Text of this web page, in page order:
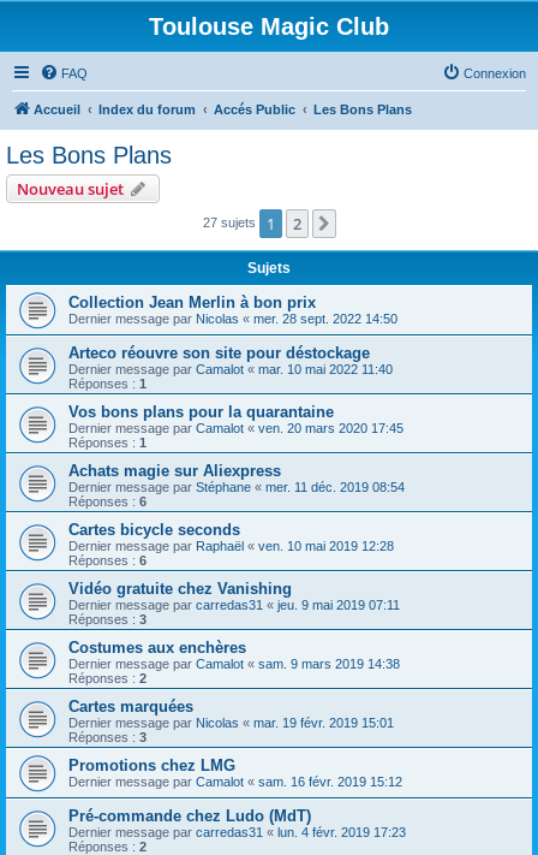
Toulouse Magic Club
FAQ Connexion
Accueil Index du forum Accés Public Les Bons Plans
Les Bons Plans
Nouveau sujet
27 sujets 1 2
Sujets
Collection Jean Merlin à bon prix
Dernier message par Nicolas « mer. 28 sept. 2022 14:50
Arteco réouvre son site pour déstockage
Dernier message par Camalot « mar. 10 mai 2022 11:40
Réponses : 1
Vos bons plans pour la quarantaine
Dernier message par Camalot « ven. 20 mars 2020 17:45
Réponses : 1
Achats magie sur Aliexpress
Dernier message par Stéphane « mer. 11 déc. 2019 08:54
Réponses : 6
Cartes bicycle seconds
Dernier message par Raphaël « ven. 10 mai 2019 12:28
Réponses : 6
Vidéo gratuite chez Vanishing
Dernier message par carredas31 « jeu. 9 mai 2019 07:11
Réponses : 3
Costumes aux enchères
Dernier message par Camalot « sam. 9 mars 2019 14:38
Réponses : 2
Cartes marquées
Dernier message par Nicolas « mar. 19 févr. 2019 15:01
Réponses : 3
Promotions chez LMG
Dernier message par Camalot « sam. 16 févr. 2019 15:12
Pré-commande chez Ludo (MdT)
Dernier message par carredas31 « lun. 4 févr. 2019 17:23
Réponses : 2